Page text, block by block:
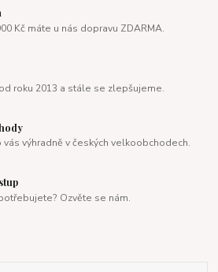
Kč máte u nás dopravu ZDARMA.
roku 2013 a stále se zlepšujeme.
výhradně v českých velkoobchodech.
Ozvěte se nám.